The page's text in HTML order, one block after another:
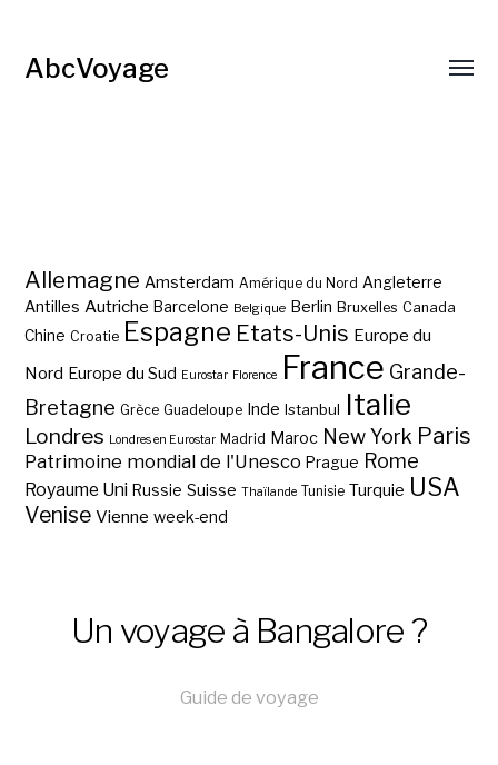
AbcVoyage
Allemagne Amsterdam Amérique du Nord Angleterre
Antilles Autriche Barcelone Belgique Berlin Bruxelles Canada
Chine Croatie Espagne Etats-Unis Europe du
Nord Europe du Sud Eurostar Florence France Grande-
Bretagne Grèce Guadeloupe Inde Istanbul Italie
Londres Londres en Eurostar Madrid Maroc New York Paris
Patrimoine mondial de l'Unesco Prague Rome
Royaume Uni Russie Suisse Thaïlande Tunisie Turquie USA
Venise Vienne week-end
Un voyage à Bangalore ?
Guide de voyage